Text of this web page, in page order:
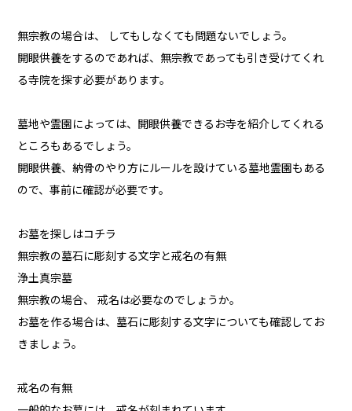
無宗教の場合は、 してもしなくても問題ないでしょう。
開眼供養をするのであれば、無宗教であっても引き受けてくれ
る寺院を探す必要があります。
墓地や霊園によっては、開眼供養できるお寺を紹介してくれる
ところもあるでしょう。
開眼供養、納骨のやり方にルールを設けている墓地霊園もある
ので、事前に確認が必要です。
お墓を探しはコチラ
無宗教の墓石に彫刻する文字と戒名の有無
浄土真宗墓
無宗教の場合、 戒名は必要なのでしょうか。
お墓を作る場合は、墓石に彫刻する文字についても確認してお
きましょう。
戒名の有無